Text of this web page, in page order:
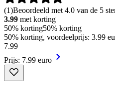
(1)Beoordeeld met 4.0 van de 5
3.99 met korting
50% korting50% korting
50% korting, voordeelprijs: 3.99
7.99
Prijs: 7.99 euro